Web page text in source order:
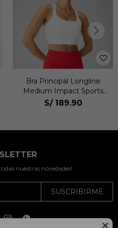

Bra Principal Longline
Medium Impact Sports
Mujer
S/ 189.90
nuestras novedades!
SUSCRIBIRME
 